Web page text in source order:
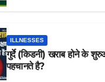
ILLNESSES
गुर्दे (किडनी) खराब होने के
पहचानते है?